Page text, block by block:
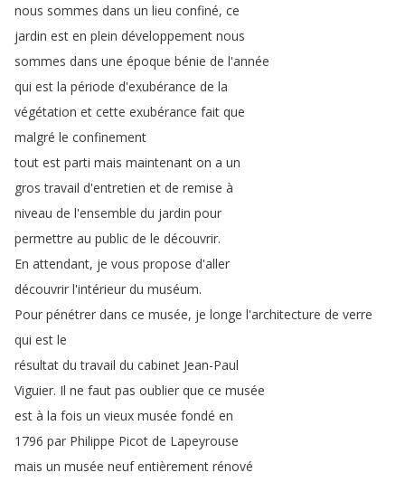
nous sommes dans un lieu confiné, ce
jardin est en plein développement nous
sommes dans une époque bénie de l'année
qui est la période d'exubérance de la
végétation et cette exubérance fait que
malgré le confinement
tout est parti mais maintenant on a un
gros travail d'entretien et de remise à
niveau de l'ensemble du jardin pour
permettre au public de le découvrir.
En attendant, je vous propose d'aller
découvrir l'intérieur du muséum.
Pour pénétrer dans ce musée, je longe l'architecture de verre
qui est le
résultat du travail du cabinet Jean-Paul
Viguier. Il ne faut pas oublier que ce musée
est à la fois un vieux musée fondé en
1796 par Philippe Picot de Lapeyrouse
mais un musée neuf entièrement rénové